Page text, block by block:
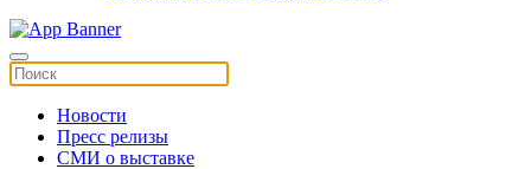
Новости
Пресс релизы
СМИ о выставке